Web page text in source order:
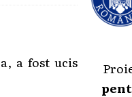
a fost ucis